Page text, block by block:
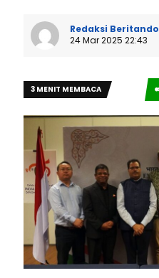
Redaksi Beritando
24 Mar 2025 22:43
3 MENIT MEMBACA